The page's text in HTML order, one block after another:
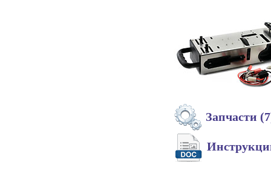
Запчасти